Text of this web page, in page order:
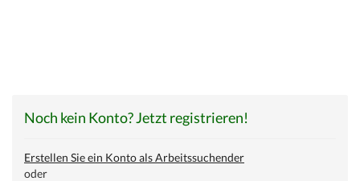
Noch kein Konto? Jetzt registrieren!
Erstellen Sie ein Konto als Arbeitssuchender
oder